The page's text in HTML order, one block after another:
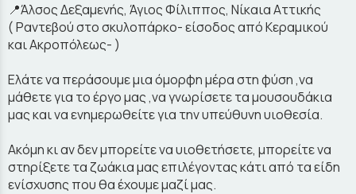
📍Άλσος Δεξαμενής, Άγιος Φίλιππος, Νίκαια Αττικής
( Ραντεβού στο σκυλοπάρκο- είσοδος από Κεραμικού
και Ακροπόλεως- )
Ελάτε να περάσουμε μια όμορφη μέρα στη φύση ,να
μάθετε για το έργο μας ,να γνωρίσετε τα μουσουδάκια
μας και να ενημερωθείτε για την υπεύθυνη υιοθεσία.
Ακόμη κι αν δεν μπορείτε να υιοθετήσετε, μπορείτε να
στηρίξετε τα ζωάκια μας επιλέγοντας κάτι από τα είδη
ενίσχυσης που θα έχουμε μαζί μας.